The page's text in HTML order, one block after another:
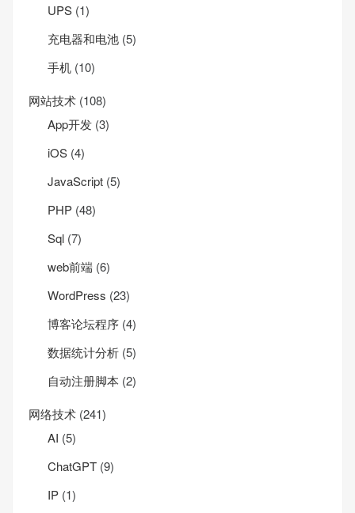
UPS (1)
充电器和电池 (5)
手机 (10)
网站技术 (108)
App开发 (3)
iOS (4)
JavaScript (5)
PHP (48)
Sql (7)
web前端 (6)
WordPress (23)
博客论坛程序 (4)
数据统计分析 (5)
自动注册脚本 (2)
网络技术 (241)
AI (5)
ChatGPT (9)
IP (1)